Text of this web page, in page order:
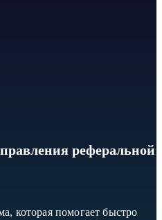
реферальной
которая помогает быстро